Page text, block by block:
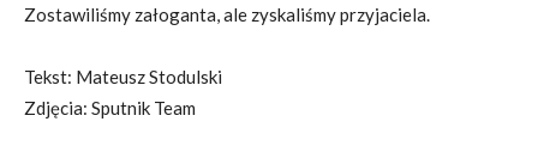
Zostawiliśmy załoganta, ale zyskaliśmy przyjaciela.
Tekst: Mateusz Stodulski
Zdjęcia: Sputnik Team